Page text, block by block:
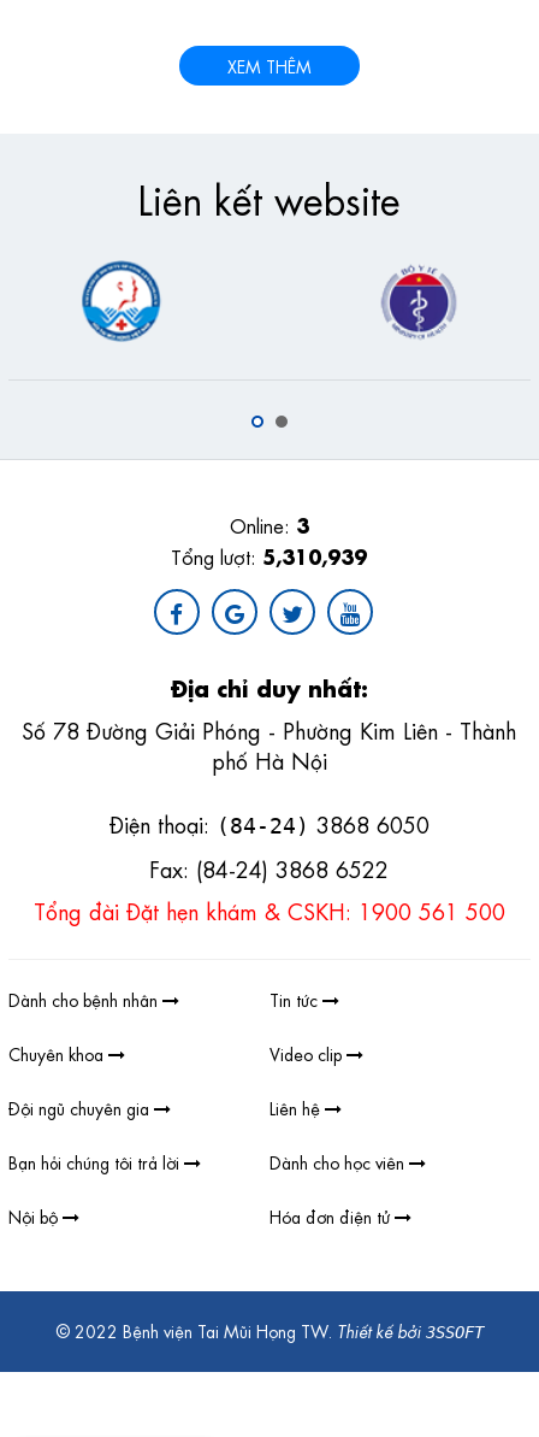
XEM THÊM
Liên kết website
Online: 3
Tổng lượt: 5,310,939
Địa chỉ duy nhất:
Số 78 Đường Giải Phóng - Phường Kim Liên - Thành
phố Hà Nội
Điện thoại: (84-24) 3868 6050
Fax: (84-24) 3868 6522
Tổng đài Đặt hẹn khám & CSKH: 1900 561 500
Dành cho bệnh nhân Tin tức
Chuyên khoa Video clip
Đội ngũ chuyên gia Liên hệ
Bạn hỏi chúng tôi trả lời Dành cho học viên
Nội bộ Hóa đơn điện tử
© 2022 Bệnh viện Tai Mũi Họng TW. Thiết kế bởi 3SSOFT